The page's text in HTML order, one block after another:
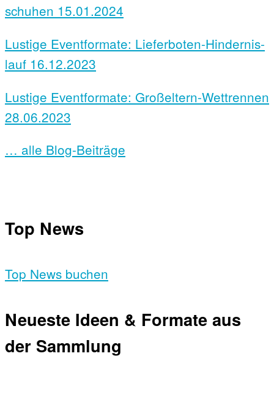
schuhen 15.01.2024
Lustige Event­formate: Liefer­boten-Hindernis­
lauf 16.12.2023
Lustige Eventformate: Großeltern-Wettrennen
28.06.2023
… alle Blog-Beiträge
Top News
Top News buchen
Neueste Ideen & Formate aus
der Sammlung